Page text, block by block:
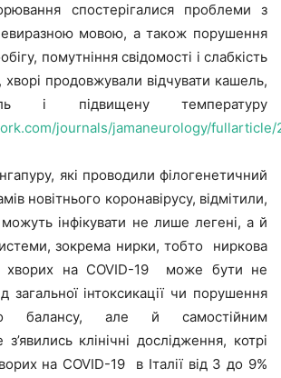
спостерігалися проблеми з
мовою, а також порушення
помутніння свідомості і слабкість
хворі продовжували відчувати кашель,
і підвищену температуру
journals/jamaneurology/
які проводили філогенетичний
новітнього коронавірусу, відмітили,
інфікувати не лише легені, а й
зокрема нирки, тобто ниркова
у хворих на COVID-19 може бути не
загальної інтоксикації чи порушення
балансу, але й самостійним
клінічні дослідження, котрі
на COVID-19 в Італії від 3 до 9%